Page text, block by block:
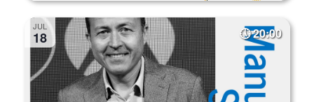
JUL
18 20:00